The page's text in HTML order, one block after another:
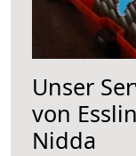
Unser
von
Nidda